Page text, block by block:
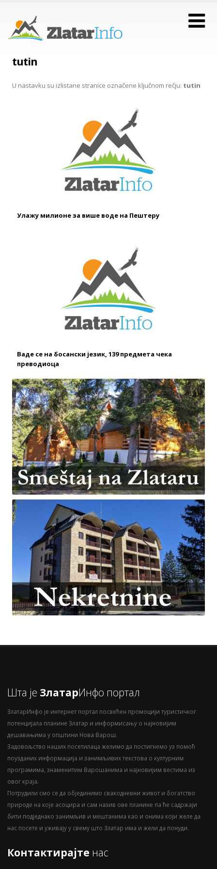
tutin
U nastavku su izlistane stranice označene ključnom rečju: tutin
Улажу милионе за више воде на Пештеру
Ваде се на босански језик, 139 предмета чека
преводиоца
Шта је ЗлатарИнфо портал
ЗлатарИнфо је интернет портал посвећен промоцији туристичког
потенцијала планине Златар и информисању о најновијим
дешавањима у општини Нова Варош.
Задовољство наших посетилаца желимо да постигнемо уз помоћ
поузданих информација и занимљивих текстова о културним
програмима, знаменитим Варошанима и најновијим вестима из
овог краја.
Потрудили смо се да објединимо свакодневни живот и богатство
природе на које асоцира и сам назив ове планине па ће садржаји
бити подједнако занимљив и мештанима као и онима који желе да
нас посете и уживају у свему што Златар има и жели да понуди.
Контактирајте нас